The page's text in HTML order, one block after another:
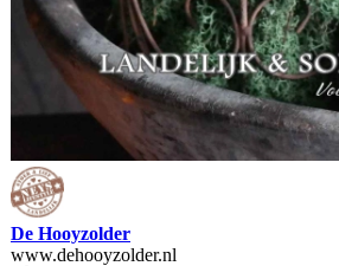
De Hooyzolder
www.dehooyzolder.nl